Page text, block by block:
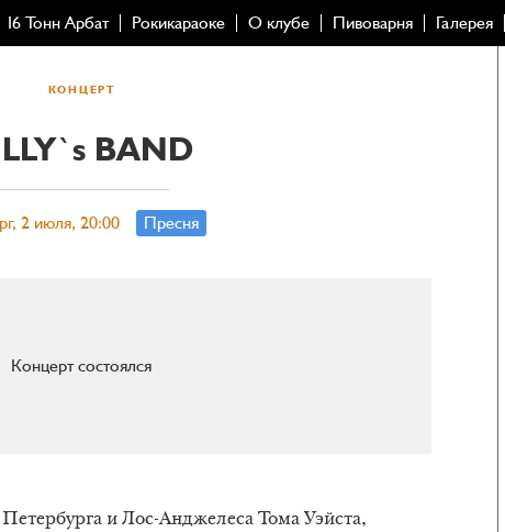
16 Тонн Арбат Рокикараоке О клубе Пивоварня Галерея
КОНЦЕРТ
BAND
2 июля, 20:00 Пресня
Концерт состоялся
и Лос-Анджелеса Тома Уэйста,